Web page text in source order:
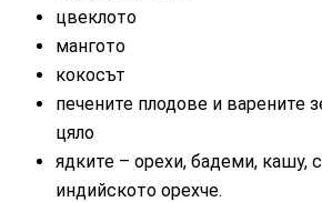
цвеклото
мангото
кокосът
печените плодове и варените
цяло
ядките – орехи, бадеми, кашу,
индийското орехче.